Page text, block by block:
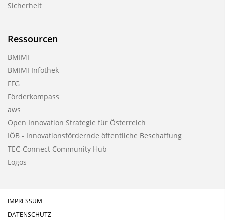
Sicherheit
Ressourcen
BMIMI
BMIMI Infothek
FFG
Förderkompass
aws
Open Innovation Strategie für Österreich
IÖB - Innovationsfördernde öffentliche Beschaffung
TEC-Connect Community Hub
Logos
IMPRESSUM
DATENSCHUTZ